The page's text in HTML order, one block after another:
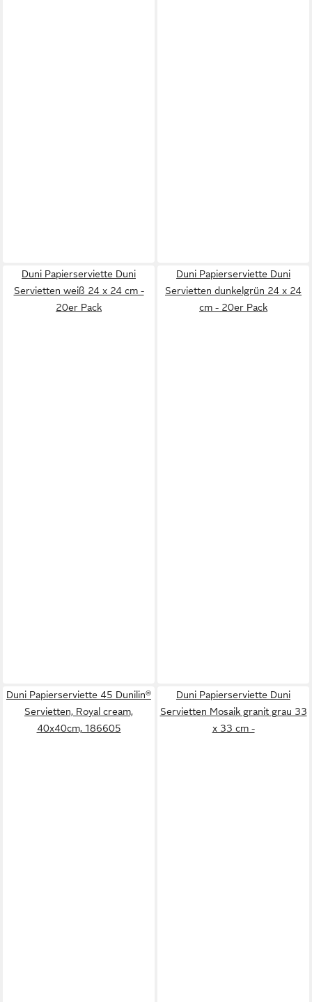
Duni Papierserviette Duni
Servietten weiß 24 x 24 cm -
20er Pack
Duni Papierserviette Duni
Servietten dunkelgrün 24 x 24
cm - 20er Pack
Duni Papierserviette 45 Dunilin®
Servietten, Royal cream,
40x40cm, 186605
Duni Papierserviette Duni
Servietten Mosaik granit grau 33
x 33 cm -